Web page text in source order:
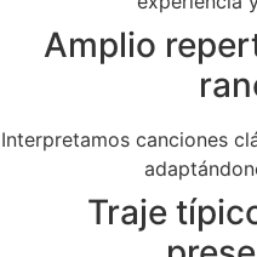
Amplio
Interpretamos canciones
Traje